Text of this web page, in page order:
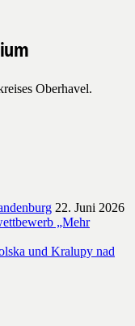
Oberhavel.
22. Juni 2026
„Mehr
und Kralupy nad